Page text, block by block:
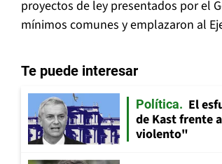
proyectos de ley presentados por el
mínimos comunes y emplazaron al
Te puede interesar
Política
El
de Kast frente
violento"